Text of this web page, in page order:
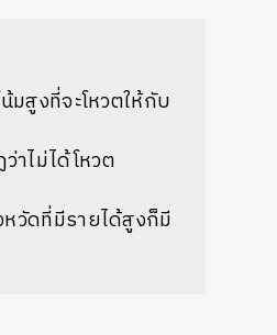
มสูงที่จะโหวตให้กับ
าไม่ได้โหวต
วัดที่มีรายได้สูงก็มี